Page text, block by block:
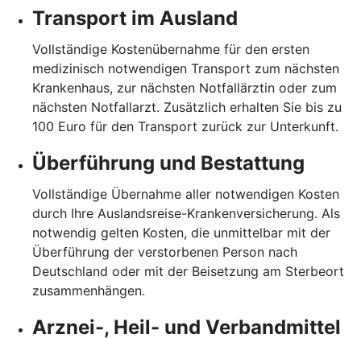
Transport im Ausland
Vollständige Kostenübernahme für den ersten
medizinisch notwendigen Transport zum nächsten
Krankenhaus, zur nächsten Notfallärztin oder zum
nächsten Notfallarzt. Zusätzlich erhalten Sie bis zu
100 Euro für den Transport zurück zur Unterkunft.
Überführung und Bestattung
Vollständige Übernahme aller notwendigen Kosten
durch Ihre Auslandsreise-Krankenversicherung. Als
notwendig gelten Kosten, die unmittelbar mit der
Überführung der verstorbenen Person nach
Deutschland oder mit der Beisetzung am Sterbeort
zusammenhängen.
Arznei-, Heil- und Verbandmittel